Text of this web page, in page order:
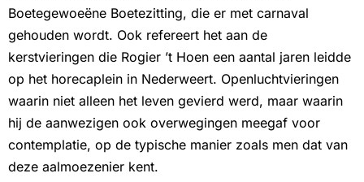
Boetegewoeëne Boetezitting, die er met carnaval
gehouden wordt. Ook refereert het aan de
kerstvieringen die Rogier ’t Hoen een aantal jaren leidde
op het horecaplein in Nederweert. Openluchtvieringen
waarin niet alleen het leven gevierd werd, maar waarin
hij de aanwezigen ook overwegingen meegaf voor
contemplatie, op de typische manier zoals men dat van
deze aalmoezenier kent.